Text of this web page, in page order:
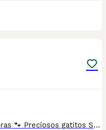
Gatitos Sphynx Machos y hembras 🐾 Preciosos gatitos Sphynx machos y hembras disponibles. Criados en ambiente familiar, muy sociables, cariñosos y acostumbrados al contacto diario. Son gatos inteligentes, juguetones y con un carácter excepcional, ideales para familias o personas que buscan un compañero muy cercano. Se entregan: * Desparasitados. * Con vacunas correspondientes a su edad. * Cartilla sanitaria. Buscamos familias responsables que les ofrezcan un hogar lleno de cariño y cuidados. Para más información, fotos y vídeos, contacta sin compromiso.